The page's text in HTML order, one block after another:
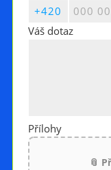
Váš dotaz
Přílohy
📎